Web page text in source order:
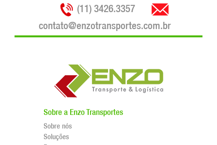
(11) 3426.3357
contato@enzotransportes.com.br
Sobre a Enzo Transportes
Sobre nós
Soluções